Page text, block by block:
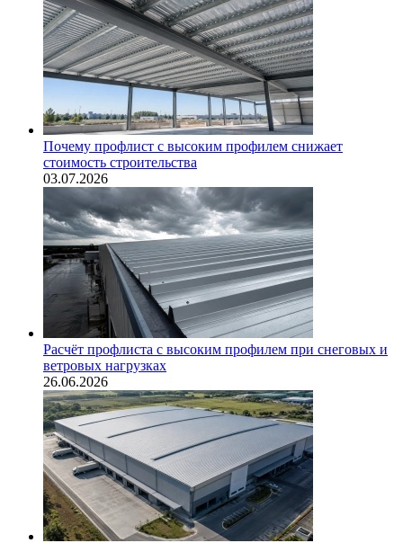
Почему профлист с высоким профилем снижает
стоимость строительства
03.07.2026
Расчёт профлиста с высоким профилем при снеговых и
ветровых нагрузках
26.06.2026